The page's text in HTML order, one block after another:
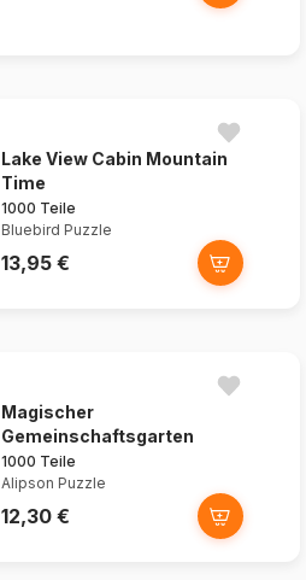
Lake View Cabin Mountain
Time
1000 Teile
Bluebird Puzzle
13,95 €
Magischer
Gemeinschaftsgarten
1000 Teile
Alipson Puzzle
12,30 €